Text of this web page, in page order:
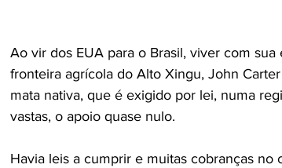
Ao vir dos EUA para o Brasil, viver com
fronteira agrícola do Alto Xingu, John
mata nativa, que é exigido por lei, numa
vastas, o apoio quase nulo.
Havia leis a cumprir e muitas cobranças